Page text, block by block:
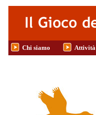
Salta al contenuto principale
Chi siamo Attività